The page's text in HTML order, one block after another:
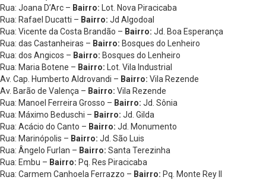
Rua: Joana D’Arc – Bairro: Lot. Nova Piracicaba
Rua: Rafael Ducatti – Bairro: Jd Algodoal
Rua: Vicente da Costa Brandão – Bairro: Jd. Boa Esperança
Rua: das Castanheiras – Bairro: Bosques do Lenheiro
Rua: dos Angicos – Bairro: Bosques do Lenheiro
Rua: Maria Botene – Bairro: Lot. Vila Industrial
Av. Cap. Humberto Aldrovandi – Bairro: Vila Rezende
Av. Barão de Valença – Bairro: Vila Rezende
Rua: Manoel Ferreira Grosso – Bairro: Jd. Sônia
Rua: Máximo Beduschi – Bairro: Jd. Gilda
Rua: Acácio do Canto – Bairro: Jd. Monumento
Rua: Marinópolis – Bairro: Jd. São Luis
Rua: Ângelo Furlan – Bairro: Santa Terezinha
Rua: Embu – Bairro: Pq. Res Piracicaba
Rua: Carmem Canhoela Ferrazzo – Bairro: Pq. Monte Rey II